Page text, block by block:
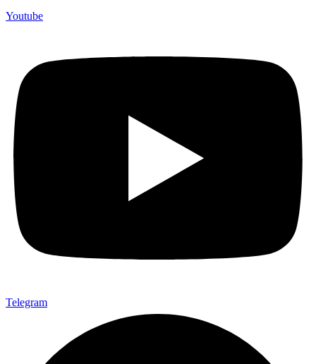
Youtube
Telegram